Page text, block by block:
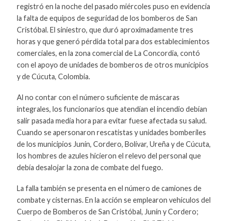
registró en la noche del pasado miércoles puso en evidencia
la falta de equipos de seguridad de los bomberos de San
Cristóbal. El siniestro, que duró aproximadamente tres
horas y que generó pérdida total para dos establecimientos
comerciales, en la zona comercial de La Concordia, contó
con el apoyo de unidades de bomberos de otros municipios
y de Cúcuta, Colombia.
Al no contar con el número suficiente de máscaras
integrales, los funcionarios que atendían el incendio debían
salir pasada media hora para evitar fuese afectada su salud.
Cuando se apersonaron rescatistas y unidades bomberiles
de los municipios Junín, Cordero, Bolívar, Ureña y de Cúcuta,
los hombres de azules hicieron el relevo del personal que
debía desalojar la zona de combate del fuego.
La falla también se presenta en el número de camiones de
combate y cisternas. En la acción se emplearon vehículos del
Cuerpo de Bomberos de San Cristóbal, Junín y Cordero;